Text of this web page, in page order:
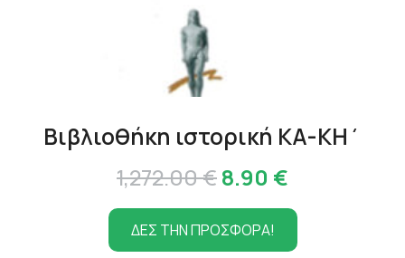
Βιβλιοθήκη ιστορική ΚΑ-ΚΗ΄
1,272.00€Original
price
was:
8.90 €
τρέχουσα
τιμή
ΔΕΣ ΤΗΝ ΠΡΟΣΦΟΡΑ!